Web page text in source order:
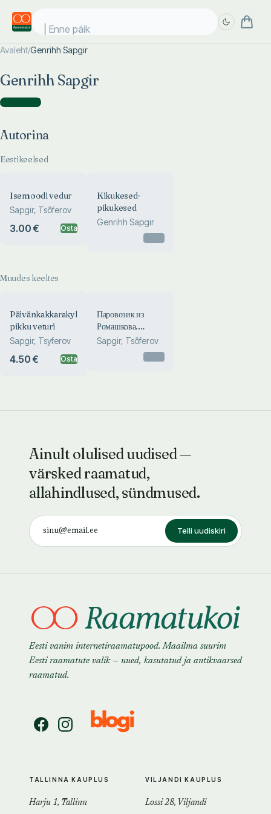
Enne päike
Avaleht/Genrihh Sapgir
Genrihh Sapgir
Autorina )
Autorina
Eestikeelsed
Isemoodi vedur
Sapgir, Tsõferov
3.00 € Osta
Kikukesed-
pikukesed
Genrihh Sapgir
Muudes keeltes
Päivänkakkarakylän
pikku veturi
Sapgir, Tsyferov
4.50 € Osta
Паровозик из
Ромашкова.
Parovozik iz
Sapgir, Tsõferov
Ainult olulised uudised —
värsked raamatud,
allahindlused, sündmused.
Telli uudiskiri
Eesti vanim internetiraamatupood. Maailma suurim
Eesti raamatute valik — uued, kasutatud ja antikvaarsed
raamatud.
TALLINNA KAUPLUS
Harju 1, Tallinn
VILJANDI KAUPLUS
Lossi 28, Viljandi